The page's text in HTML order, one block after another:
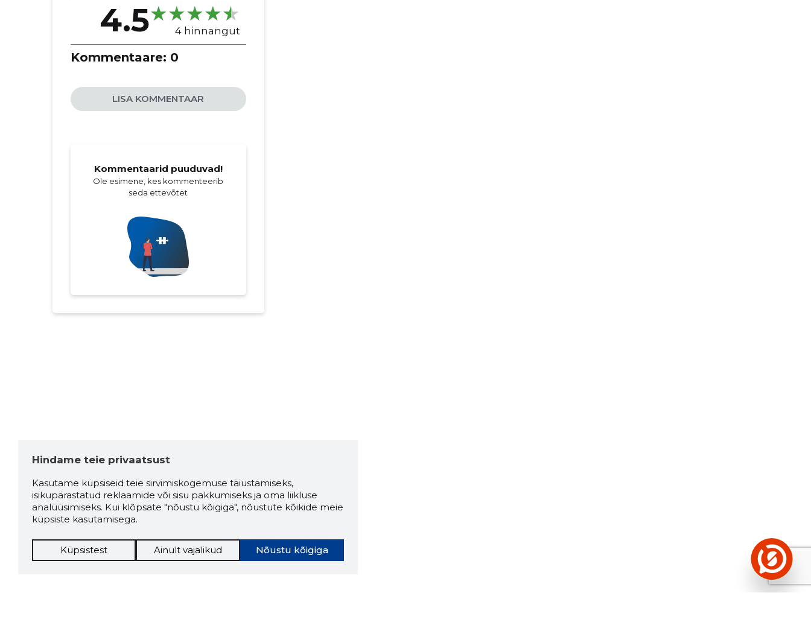
4.5 4 hinnangut
Kommentaare: 0
LISA KOMMENTAAR
Kommentaarid puuduvad!
Ole esimene, kes kommenteerib
seda ettevõtet
Hindame teie privaatsust
Kasutame küpsiseid teie sirvimiskogemuse täiustamiseks,
isikupärastatud reklaamide või sisu pakkumiseks ja oma liikluse
analüüsimiseks. Kui klõpsate "nõustu kõigiga", nõustute kõikide meie
küpsiste kasutamisega.
Nõustu kõigiga
Küpsistest Ainult vajalikud